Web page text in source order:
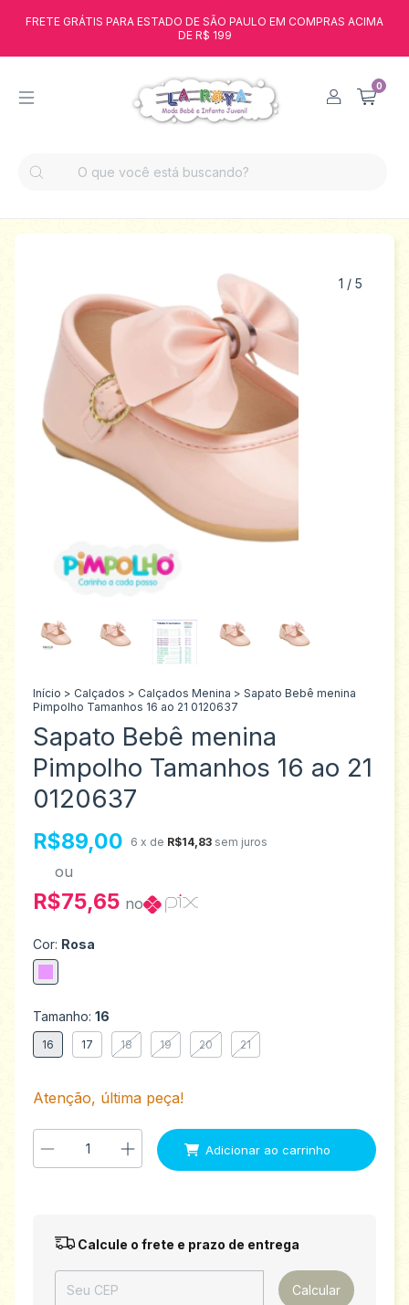
FRETE GRÁTIS PARA ESTADO DE SÃO PAULO EM COMPRAS ACIMA
DE R$ 199
0
1 / 5
Início > Calçados > Calçados Menina > Sapato Bebê menina
Pimpolho Tamanhos 16 ao 21 0120637
Sapato Bebê menina
Pimpolho Tamanhos 16 ao 21
0120637
R$89,00 6 x de R$14,83 sem juros
ou
R$75,65 no
Cor: Rosa
Tamanho: 16
16 17 18 19 20 21
Atenção, última peça!
Entregas para o CEP: Alterar CEP
Calcule o frete e prazo de entrega
Calcular